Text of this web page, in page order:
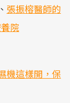
、 張振榕醫師的
院
機這樣開，保